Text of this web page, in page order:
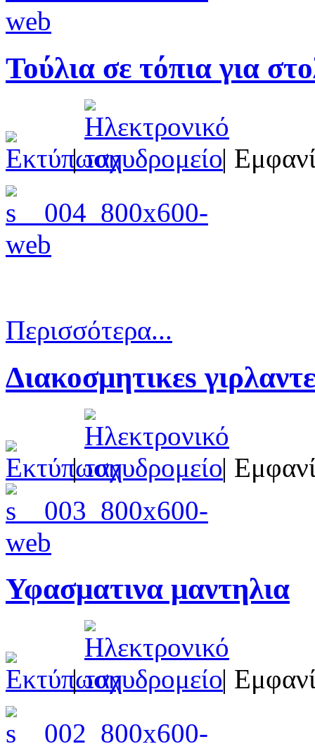
Τούλια σε τόπια για
| |
Περισσότερα...
Διακοσμητικεs
| |
Υφασματινα μαντηλια
| |